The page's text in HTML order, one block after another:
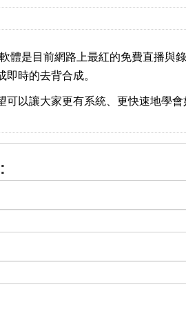
體是目前網路上最紅的免費直播與錄
時的去背合成。
以讓大家更有系統、更快速地學